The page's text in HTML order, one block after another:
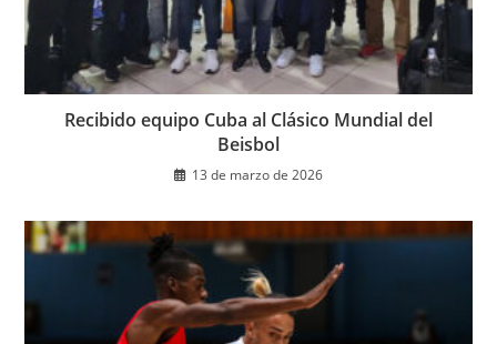
Recibido equipo Cuba al Clásico Mundial del
Beisbol
13 de marzo de 2026